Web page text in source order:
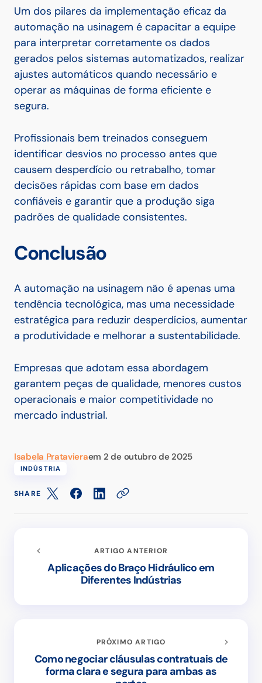
Um dos pilares da implementação eficaz da
automação na usinagem é capacitar a equipe
para interpretar corretamente os dados
gerados pelos sistemas automatizados, realizar
ajustes automáticos quando necessário e
operar as máquinas de forma eficiente e
segura.
Profissionais bem treinados conseguem
identificar desvios no processo antes que
causem desperdício ou retrabalho, tomar
decisões rápidas com base em dados
confiáveis e garantir que a produção siga
padrões de qualidade consistentes.
Conclusão
A automação na usinagem não é apenas uma
tendência tecnológica, mas uma necessidade
estratégica para reduzir desperdícios, aumentar
a produtividade e melhorar a sustentabilidade.
Empresas que adotam essa abordagem
garantem peças de qualidade, menores custos
operacionais e maior competitividade no
mercado industrial.
Isabela Pratavieraem 2 de outubro de 2025
INDÚSTRIA
SHARE
ARTIGO ANTERIOR
Aplicações do Braço Hidráulico em
Diferentes Indústrias
PRÓXIMO ARTIGO
Como negociar cláusulas contratuais de
forma clara e segura para ambas as